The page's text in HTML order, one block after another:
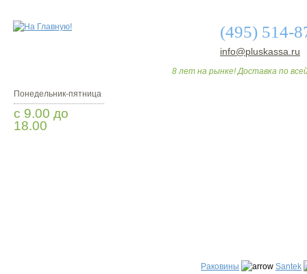
(495) 514-
info@pluskassa.ru
8 лет на рынке! Доставка по
Понедельник-пятница
с 9.00 до
18.00
Раковины Santek